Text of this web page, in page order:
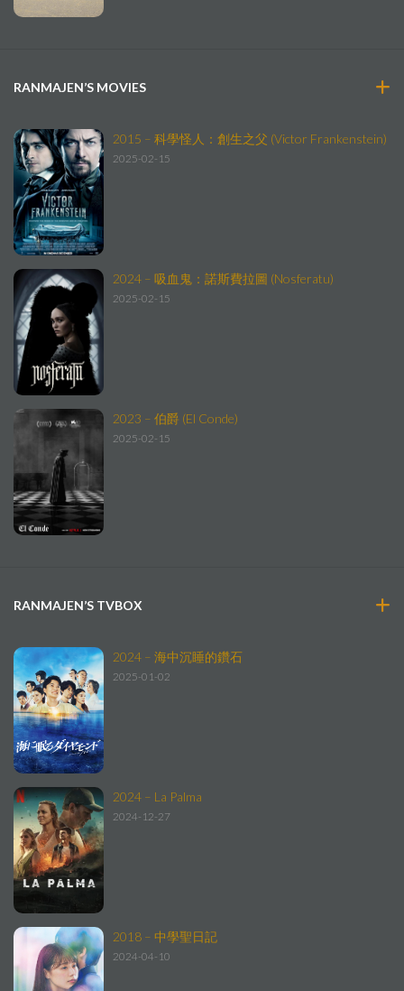
RANMAJEN’S MOVIES
2015 – 科學怪人：創生之父 (Victor Frankenstein)
2025-02-15
2024 – 吸血鬼：諾斯費拉圖 (Nosferatu)
2025-02-15
2023 – 伯爵 (El Conde)
2025-02-15
RANMAJEN’S TVBOX
2024 – 海中沉睡的鑽石
2025-01-02
2024 – La Palma
2024-12-27
2018 – 中學聖日記
2024-04-10